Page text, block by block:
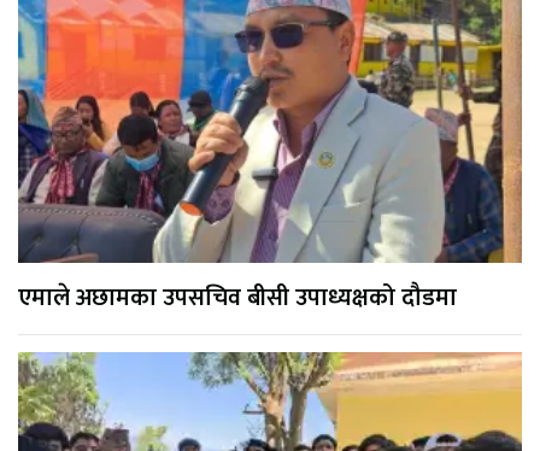
एमाले अछामका उपसचिव बीसी उपाध्यक्षको दौडमा